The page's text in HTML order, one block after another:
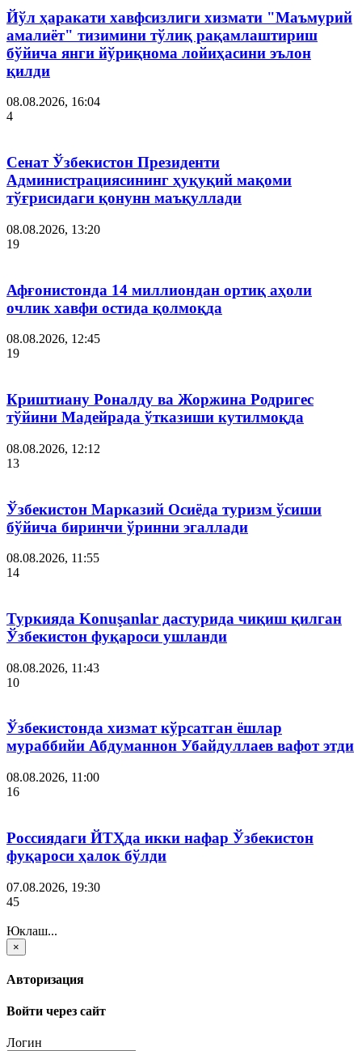
Йўл ҳаракати хавфсизлиги хизмати "Маъмурий
амалиёт" тизимини тўлиқ рақамлаштириш
бўйича янги йўриқнома лойиҳасини эълон
қилди
08.08.2026, 16:04
4
Сенат Ўзбекистон Президенти
Администрациясининг ҳуқуқий мақоми
тўғрисидаги қонунн маъқуллади
08.08.2026, 13:20
19
Афғонистонда 14 миллиондан ортиқ аҳоли
очлик хавфи остида қолмоқда
08.08.2026, 12:45
19
Криштиану Роналду ва Жоржина Родригес
тўйини Мадейрада ўтказиши кутилмоқда
08.08.2026, 12:12
13
Ўзбекистон Марказий Осиёда туризм ўсиши
бўйича биринчи ўринни эгаллади
08.08.2026, 11:55
14
Туркияда Konuşanlar дастурида чиқиш қилган
Ўзбекистон фуқароси ушланди
08.08.2026, 11:43
10
Ўзбекистонда хизмат кўрсатган ёшлар
мураббийи Абдуманнон Убайдуллаев вафот этди
08.08.2026, 11:00
16
Россиядаги ЙТҲда икки нафар Ўзбекистон
фуқароси ҳалок бўлди
07.08.2026, 19:30
45
Юклаш...
×
Авторизация
Войти через сайт
Логин